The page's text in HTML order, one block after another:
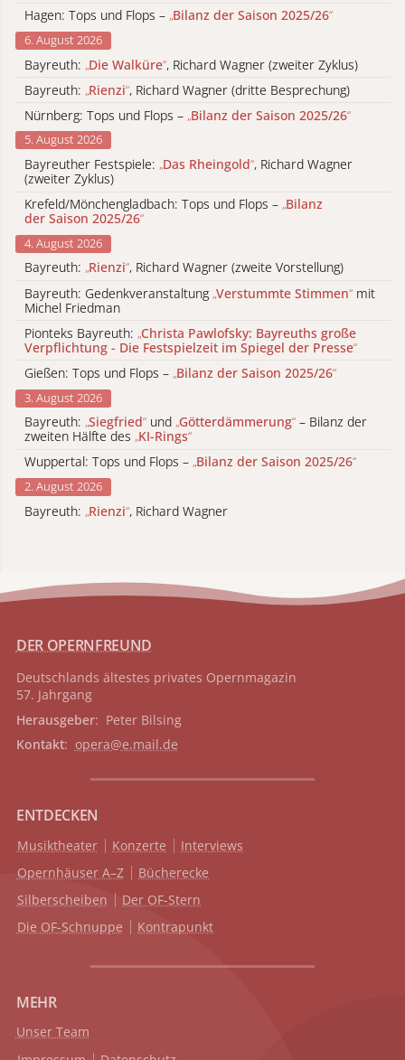
Hagen: Tops und Flops – „Bilanz der Saison 2025/26“
6. August 2026
Bayreuth: „Die Walküre“, Richard Wagner (zweiter Zyklus)
Bayreuth: „Rienzi“, Richard Wagner (dritte Besprechung)
Nürnberg: Tops und Flops – „Bilanz der Saison 2025/26“
5. August 2026
Bayreuther Festspiele: „Das Rheingold“, Richard Wagner
(zweiter Zyklus)
Krefeld/Mönchengladbach: Tops und Flops – „Bilanz
der Saison 2025/26“
4. August 2026
Bayreuth: „Rienzi“, Richard Wagner (zweite Vorstellung)
Bayreuth: Gedenkveranstaltung „Verstummte Stimmen“ mit
Michel Friedman
Pionteks Bayreuth: „Christa Pawlofsky: Bayreuths große
Verpflichtung - Die Festspielzeit im Spiegel der Presse“
Gießen: Tops und Flops – „Bilanz der Saison 2025/26“
3. August 2026
Bayreuth: „Siegfried“ und „Götterdämmerung“ – Bilanz der
zweiten Hälfte des „KI-Rings“
Wuppertal: Tops und Flops – „Bilanz der Saison 2025/26“
2. August 2026
Bayreuth: „Rienzi“, Richard Wagner
DER OPERNFREUND
Deutschlands ältestes privates Opernmagazin
57. Jahrgang
Herausgeber: Peter Bilsing
Kontakt: opera@e.mail.de
ENTDECKEN
Musiktheater Konzerte
Interviews
Opernhäuser A–Z
Bücherecke
Silberscheiben
Der OF-Stern
Die OF-Schnuppe
Kontrapunkt
MEHR
Unser Team